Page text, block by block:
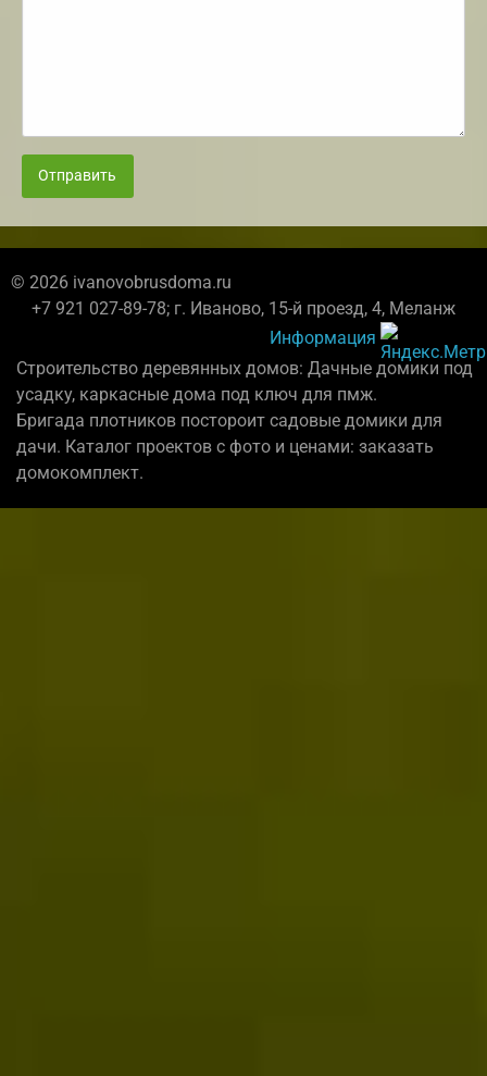
Отправить
© 2026 ivanovobrusdoma.ru
+7 921 027-89-78; г. Иваново, 15-й проезд, 4, Меланж
Информация
Строительство деревянных домов: Дачные домики под
усадку, каркасные дома под ключ для пмж.
Бригада плотников постороит садовые домики для
дачи. Каталог проектов с фото и ценами: заказать
домокомплект.